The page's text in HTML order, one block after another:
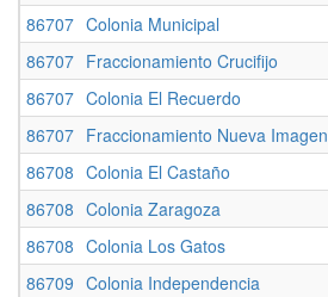
86707 Colonia Municipal
86707 Fraccionamiento Crucifijo
86707 Colonia El Recuerdo
86707 Fraccionamiento Nueva Imagen
86708 Colonia El Castaño
86708 Colonia Zaragoza
86708 Colonia Los Gatos
86709 Colonia Independencia